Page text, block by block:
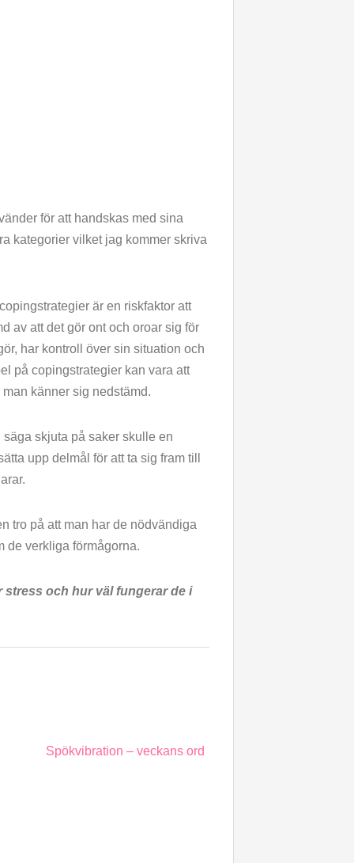
för att handskas med sina
kategorier vilket jag kommer skriva
är en riskfaktor att
av att det gör ont och oroar sig för
har kontroll över sin situation och
på copingstrategier kan vara att
känner sig nedstämd.
skjuta på saker skulle en
upp delmål för att ta sig fram till
tro på att man har de nödvändiga
de verkliga förmågorna.
och hur väl fungerar de i
Spökvibration – veckans ord